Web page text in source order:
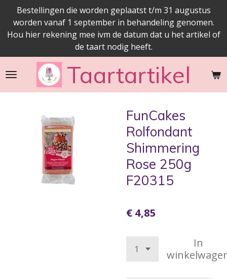
direct
naar
hoofdinhoud
Taartartikel
Bestellingen die worden geplaatst t/m 31 augustus
worden vanaf 1 september in behandeling genomen.
Hou hier rekening mee ivm de datum dat u het artikel of
de taart nodig heeft.
FunCakes
Rolfondant
Shimmering
Rose 250g
F20315
€ 4,85
In